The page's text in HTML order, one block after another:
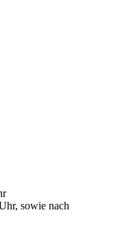
sowie nach